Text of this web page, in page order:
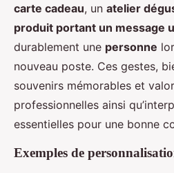
carte cadeau, un atelier
produit portant un message
durablement une personne
nouveau poste. Ces gestes,
souvenirs mémorables et
professionnelles ainsi
essentielles pour une bonne
Exemples de